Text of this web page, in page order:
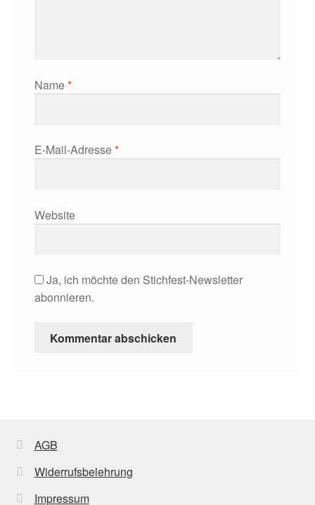
Name*
E-Mail-Adresse*
Website
Ja, ich möchte den Stichfest-Newsletter
abonnieren.
AGB
Widerrufsbelehrung
Impressum